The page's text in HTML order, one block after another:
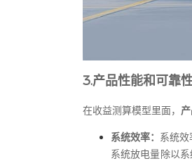
3.产品性能和可靠
在收益测算模型里面，
系统效率： 系统
系统放电量除以